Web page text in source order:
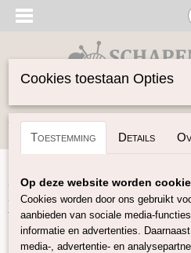
Inloggen Registreren
Home>Garen>Merken>Fonty
Mohair 27 kleuren
Garen
Cookies toestaan Opties
Toestemming Details
Op deze website worden
Cookies worden door ons gebruikt
aanbieden van sociale media-
informatie en advertenties.
media-, advertentie- en